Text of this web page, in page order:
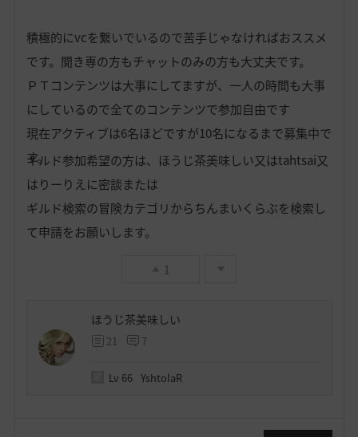
積極的にvcを繋いでいるので苦手じゃなければおススメ
です。聞き専の方もチャットのみの方も大丈夫です。
ＰＴコンテンツは大事にしてますが、一人の時間も大事
にしているので全てのコンテンツで参加自由です
現在アクティブは6名ほどですが10名になるまで募集中で
す。
ギルド参加希望の方は、ほうじ茶美味しい又はtahtsai又
はりーりえに密談または
ギルド検索の冒険カテゴリからちんまいくらぶを検索し
て申請をお願いします。
1
ほうじ茶美味しい
21 7
Lv 66 YshtolaR